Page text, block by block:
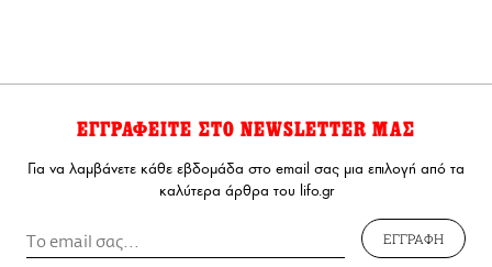
ΕΓΓΡΑΦΕΙΤΕ ΣΤΟ NEWSLETTER ΜΑΣ
Για να λαμβάνετε κάθε εβδομάδα στο email σας μια επιλογή από τα
καλύτερα άρθρα του lifo.gr
ΕΓΓΡΑΦΗ